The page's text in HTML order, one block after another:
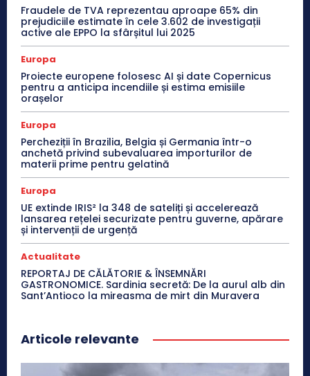
Fraudele de TVA reprezentau aproape 65% din
prejudiciile estimate în cele 3.602 de investigații
active ale EPPO la sfârșitul lui 2025
Europa
Proiecte europene folosesc AI și date Copernicus
pentru a anticipa incendiile și estima emisiile
orașelor
Europa
Percheziții în Brazilia, Belgia și Germania într-o
anchetă privind subevaluarea importurilor de
materii prime pentru gelatină
Europa
UE extinde IRIS² la 348 de sateliți și accelerează
lansarea rețelei securizate pentru guverne, apărare
și intervenții de urgență
Actualitate
REPORTAJ DE CĂLĂTORIE & ÎNSEMNĂRI
GASTRONOMICE. Sardinia secretă: De la aurul alb din
Sant’Antioco la mireasma de mirt din Muravera
Articole relevante